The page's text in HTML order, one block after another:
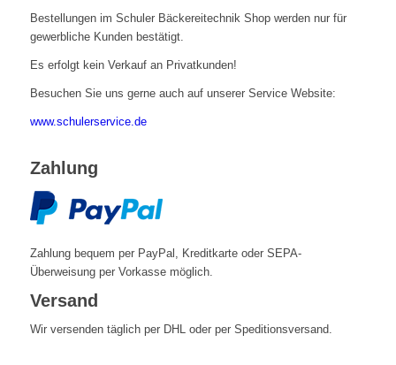
Bestellungen im Schuler Bäckereitechnik Shop werden nur für
gewerbliche Kunden bestätigt.
Es erfolgt kein Verkauf an Privatkunden!
Besuchen Sie uns gerne auch auf unserer Service Website:
www.schulerservice.de
Zahlung
Zahlung bequem per PayPal, Kreditkarte oder SEPA-
Überweisung per Vorkasse möglich.
Versand
Wir versenden täglich per DHL oder per Speditionsversand.